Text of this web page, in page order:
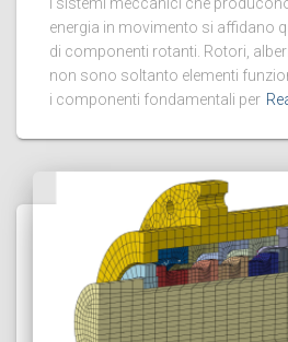
energia in movimento si affidano
di componenti rotanti. Rotori,
non sono soltanto elementi
i componenti fondamentali per